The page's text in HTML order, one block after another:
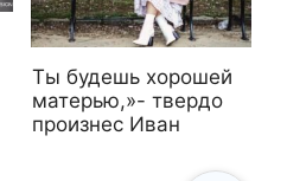
Ты будешь хорошей
матерью,»- твердо
произнес Иван